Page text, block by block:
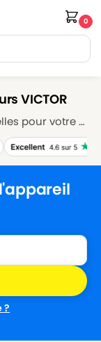
0
d’achat.
VICTOR
Trouvez les pièces détachées essentielles pour votre aspirateur VICTOR sur Spirfix. Explorez notre sélection de sacs, filtres, brosses et accessoires pour maintenir votre aspirateur VICTOR en parfait état de fonctionnement. Réparez et entretenez votre appareil avec nos pièces détachées de qualité supérieure, garantissant des performances de nettoyage optimales.
?